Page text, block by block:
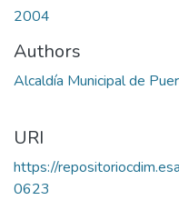
2004
Authors
Alcaldía Municipal de
URI
https://
0623